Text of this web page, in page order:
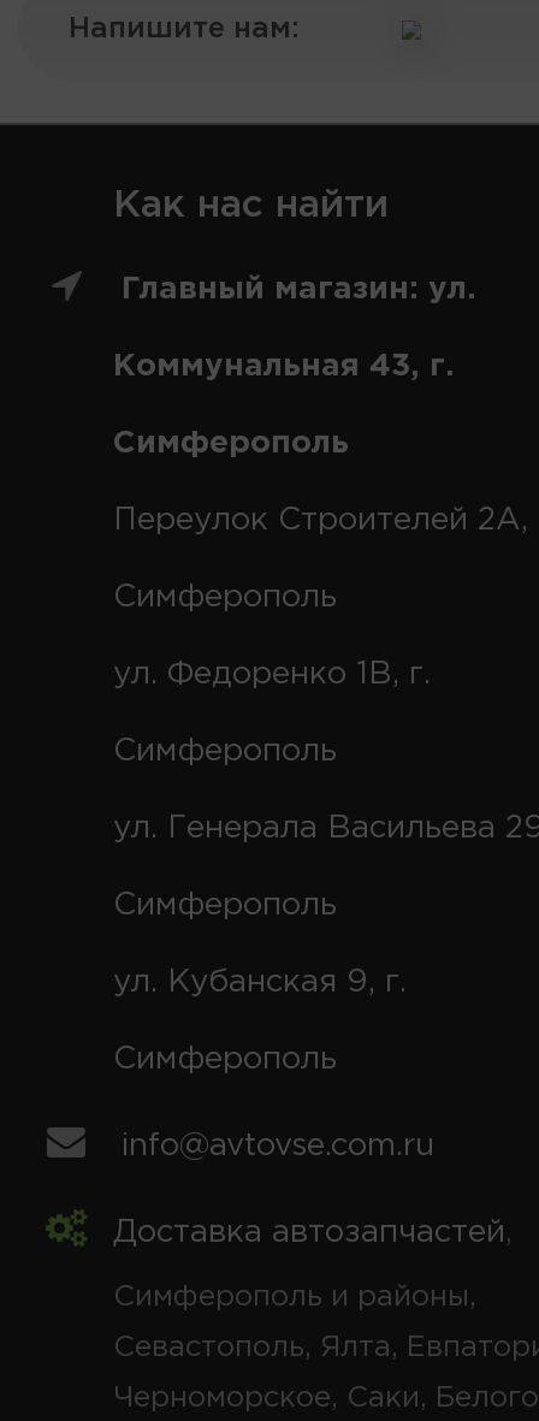
Напишите нам:
Как нас найти
Главный магазин: ул.
Коммунальная 43, г.
Симферополь
Переулок Строителей 2А,
Симферополь
ул. Федоренко 1В, г.
Симферополь
ул. Генерала Васильева
Симферополь
ул. Кубанская 9, г.
Симферополь
info@avtovse.com.ru
Доставка автозапчастей,
Симферополь и районы,
Севастополь, Ялта,
Черноморское, Саки,